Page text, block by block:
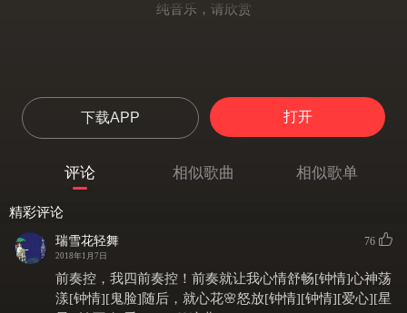
纯音乐，请欣赏
下载APP 打开
评论 相似歌曲 相似歌单
精彩评论
瑞雪花轻舞
2018年1月7日
76
前奏控，我四前奏控！前奏就让我心情舒畅[钟情]心神荡
漾[钟情][鬼脸]随后，就心花🌸怒放[钟情][钟情][爱心][星